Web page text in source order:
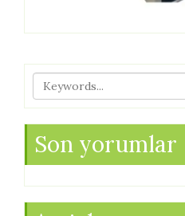
Son yorumlar